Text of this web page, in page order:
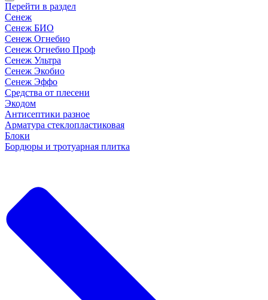
Перейти в раздел
Сенеж
Сенеж БИО
Сенеж Огнебио
Сенеж Огнебио Проф
Сенеж Ультра
Сенеж Экобио
Сенеж Эффо
Средства от плесени
Экодом
Антисептики разное
Арматура стеклопластиковая
Блоки
Бордюры и тротуарная плитка